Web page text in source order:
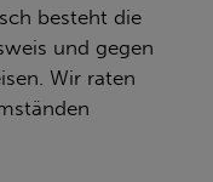
besteht die
und gegen
Wir raten